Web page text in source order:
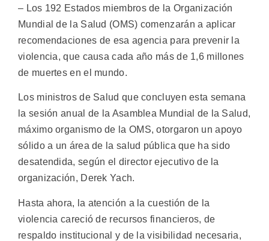
– Los 192 Estados miembros de la Organización
Mundial de la Salud (OMS) comenzarán a aplicar
recomendaciones de esa agencia para prevenir la
violencia, que causa cada año más de 1,6 millones
de muertes en el mundo.
Los ministros de Salud que concluyen esta semana
la sesión anual de la Asamblea Mundial de la Salud,
máximo organismo de la OMS, otorgaron un apoyo
sólido a un área de la salud pública que ha sido
desatendida, según el director ejecutivo de la
organización, Derek Yach.
Hasta ahora, la atención a la cuestión de la
violencia careció de recursos financieros, de
respaldo institucional y de la visibilidad necesaria,